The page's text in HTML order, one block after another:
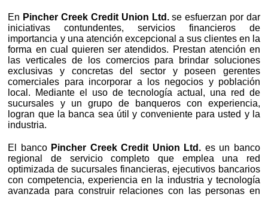
En Pincher Creek Credit Union Ltd.se esfuerzan por dar
iniciativas contundentes, servicios financieros de
importancia y una atención excepcional a sus clientes en la
forma en cual quieren ser atendidos. Prestan atención en
las verticales de los comercios para brindar soluciones
exclusivas y concretas del sector y poseen gerentes
comerciales para incorporar a los negocios y población
local. Mediante el uso de tecnología actual, una red de
sucursales y un grupo de banqueros con experiencia,
logran que la banca sea útil y conveniente para usted y la
industria.
El banco Pincher Creek Credit Union Ltd. es un banco
regional de servicio completo que emplea una red
optimizada de sucursales financieras, ejecutivos bancarios
con competencia, experiencia en la industria y tecnología
avanzada para construir relaciones con las personas en